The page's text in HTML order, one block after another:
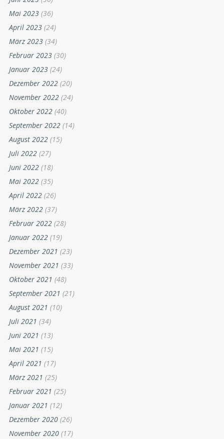
Mai 2023 (36)
April 2023 (24)
März 2023 (34)
Februar 2023 (30)
Januar 2023 (24)
Dezember 2022 (20)
November 2022 (24)
Oktober 2022 (40)
September 2022 (14)
August 2022 (15)
Juli 2022 (27)
Juni 2022 (18)
Mai 2022 (35)
April 2022 (26)
März 2022 (37)
Februar 2022 (28)
Januar 2022 (19)
Dezember 2021 (23)
November 2021 (33)
Oktober 2021 (48)
September 2021 (21)
August 2021 (10)
Juli 2021 (34)
Juni 2021 (13)
Mai 2021 (15)
April 2021 (17)
März 2021 (25)
Februar 2021 (25)
Januar 2021 (12)
Dezember 2020 (26)
November 2020 (17)